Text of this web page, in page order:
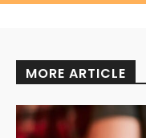
MORE ARTICLE